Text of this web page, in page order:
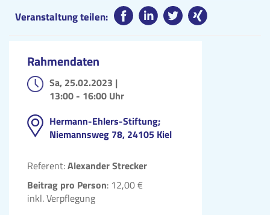
Veranstaltung teilen:
Rahmendaten
Sa, 25.02.2023 |
13:00 - 16:00 Uhr
Hermann-Ehlers-Stiftung;
Niemannsweg 78, 24105 Kiel
Referent:Alexander Strecker
Beitrag pro Person: 12,00 €
inkl. Verpflegung